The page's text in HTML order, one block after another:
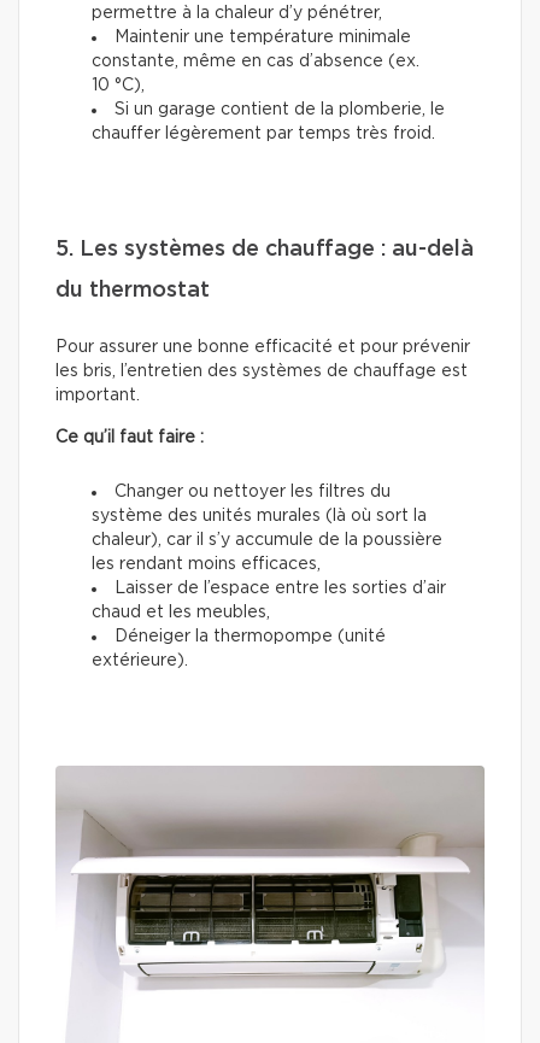
permettre à la chaleur d’y pénétrer,
Maintenir une température minimale
constante, même en cas d’absence (ex.
10 °C),
Si un garage contient de la plomberie, le
chauffer légèrement par temps très froid.
5. Les systèmes de chauffage : au-delà
du thermostat
Pour assurer une bonne efficacité et pour prévenir
les bris, l’entretien des systèmes de chauffage est
important.
Ce qu’il faut faire :
Changer ou nettoyer les filtres du
système des unités murales (là où sort la
chaleur), car il s’y accumule de la poussière
les rendant moins efficaces,
Laisser de l’espace entre les sorties d’air
chaud et les meubles,
Déneiger la thermopompe (unité
extérieure).